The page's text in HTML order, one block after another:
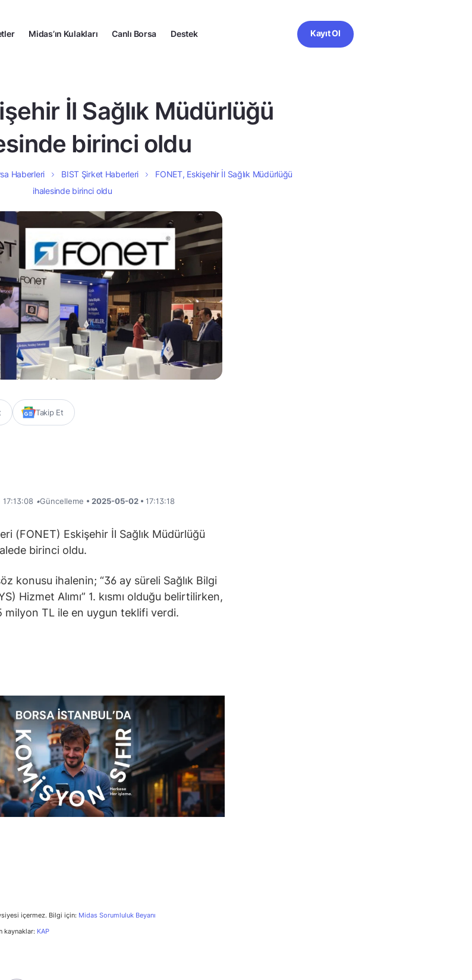
Midas’ın Kulakları Canlı Borsa Destek Kayıt Ol
İl Sağlık Müdürlüğü
birinci oldu
Haberleri BIST Şirket Haberleri
FONET, Eskişehir İl Sağlık Müdürlüğü
ihalesinde birinci oldu
Takip Et
17:13:08 •Güncelleme • 2025-05-02 • 17:13:18
(FONET) Eskişehir İl Sağlık Müdürlüğü
birinci oldu.
konusu ihalenin; “36 ay süreli Sağlık Bilgi
Hizmet Alımı” 1. kısmı olduğu belirtilirken,
milyon TL ile en uygun teklifi verdi.
içermez. Bilgi için: Midas Sorumluluk Beyanı
kaynaklar: KAP